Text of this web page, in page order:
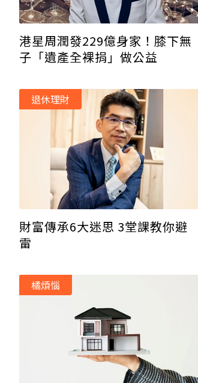
港星周潤發229億身家！膝下無
子「遺產全裸捐」做公益
財富傳承6大迷思 3堂課教你避
雷
退休理財
橘煩惱